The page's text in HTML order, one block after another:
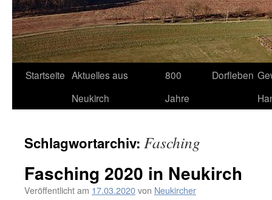
Zum
Startseite Aktuelles aus
Neukirch
800
Jahre
Dorfleben
Schlagwortarchiv: Fasching
Fasching 2020 in Neukirch
Veröffentlicht am 17.03.2020von Neukircher